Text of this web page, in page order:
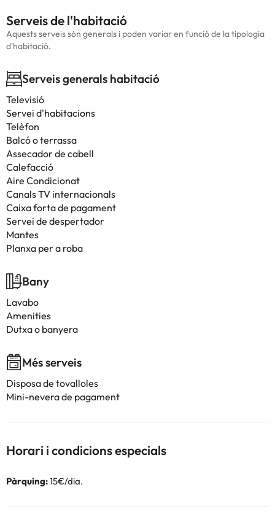
Serveis de l'habitació
Aquests serveis són generals i poden variar en funció de la tipologia
d'habitació.
Serveis generals habitació
Televisió
Servei d'habitacions
Telèfon
Balcó o terrassa
Assecador de cabell
Calefacció
Aire Condicionat
Canals TV internacionals
Caixa forta de pagament
Servei de despertador
Mantes
Planxa per a roba
Bany
Lavabo
Amenities
Dutxa o banyera
Més serveis
Disposa de tovalloles
Mini-nevera de pagament
Horari i condicions especials
Pàrquing:15€/dia.